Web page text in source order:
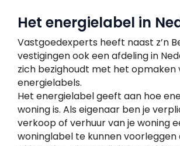
Het energielabel in
Vastgoedexperts heeft naast z’n
vestigingen ook een afdeling in
zich bezighoudt met het opmaken
energielabels.
Het energielabel geeft aan hoe
woning is. Als eigenaar ben je
verkoop of verhuur van je woning
woninglabel te kunnen voorleggen